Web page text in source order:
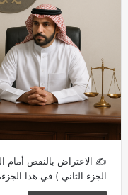
✍️ الاعتراض بالنقض أمام
الجزء الثاني ) في هذا